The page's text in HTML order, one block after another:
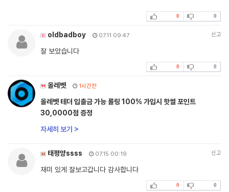
0 0
oldbadboy 07.11 09:47 신고
잘 보았습니다
0 0
올레벳 1시간전
올레벳 테더 입출금 가능 롤링 100% 가입시 핫썰 포인트
30,0000점 증정
자세히 보기 >
태평양ssss 07.15 00:19 신고
재미 있게 잘보고갑니다 감사합니다
0 0